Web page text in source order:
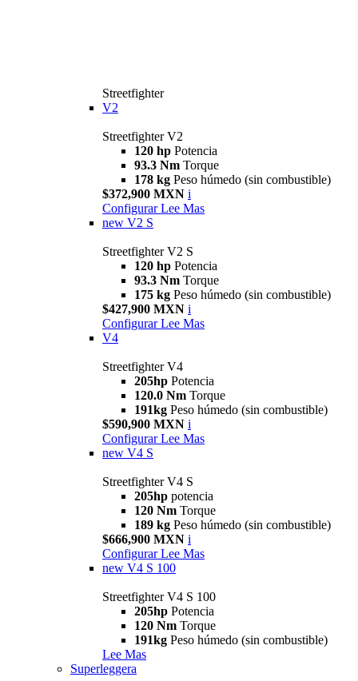
Streetfighter
V2
Streetfighter V2
120 hp Potencia
93.3 Nm Torque
178 kg Peso húmedo (sin combustible)
$372,900 MXN i
Configurar Lee Mas
new V2 S
Streetfighter V2 S
120 hp Potencia
93.3 Nm Torque
175 kg Peso húmedo (sin combustible)
$427,900 MXN i
Configurar Lee Mas
V4
Streetfighter V4
205hp Potencia
120.0 Nm Torque
191kg Peso húmedo (sin combustible)
$590,900 MXN i
Configurar Lee Mas
new V4 S
Streetfighter V4 S
205hp potencia
120 Nm Torque
189 kg Peso húmedo (sin combustible)
$666,900 MXN i
Configurar Lee Mas
new V4 S 100
Streetfighter V4 S 100
205hp Potencia
120 Nm Torque
191kg Peso húmedo (sin combustible)
Lee Mas
Superleggera